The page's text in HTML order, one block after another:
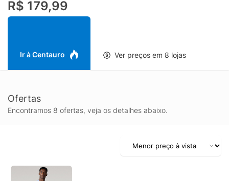
R$ 179,99
Ir à Centauro Ver preços em 8 lojas
Ofertas
Encontramos 8 ofertas, veja os detalhes abaixo.